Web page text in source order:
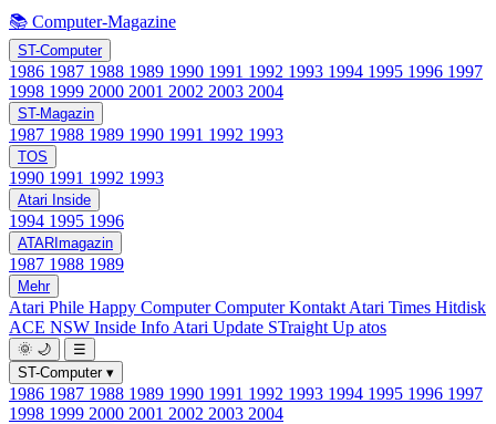
📚 Computer-Magazine
ST-Computer
1986 1987 1988 1989 1990 1991 1992 1993 1994 1995 1996 1997
1998 1999 2000 2001 2002 2003 2004
ST-Magazin
1987 1988 1989 1990 1991 1992 1993
TOS
1990 1991 1992 1993
Atari Inside
1994 1995 1996
ATARImagazin
1987 1988 1989
Mehr
Atari Phile Happy ComputerComputer Kontakt Atari Times Hitdisk
ACE NSW Inside Info Atari Update STraight Up atos
🌞 🌙
☰
ST-Computer ▾
1986 1987 1988 1989 1990 1991 1992 1993 1994 1995 1996 1997
1998 1999 2000 2001 2002 2003 2004